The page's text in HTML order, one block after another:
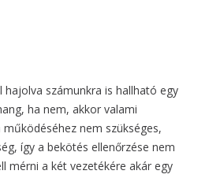
hajolva számunkra is hallható egy
ha nem, akkor valami
nem szükséges,
így a bekötés ellenőrzése nem
mérni a két vezetékére akár egy